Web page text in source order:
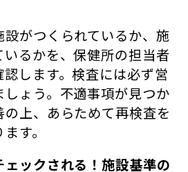
がつくられているか、施
るかを、保健所の担当者
します。検査には必ず営
ょう。不適事項が見つか
上、あらためて再検査を
す。
ェックされる！施設基準の